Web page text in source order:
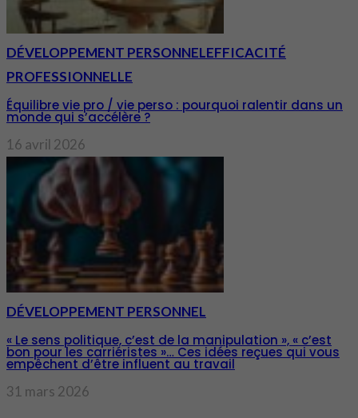
DÉVELOPPEMENT PERSONNELEFFICACITÉ
PROFESSIONNELLE
Équilibre vie pro / vie perso : pourquoi ralentir dans un
monde qui s’accélère ?
16 avril 2026
DÉVELOPPEMENT PERSONNEL
« Le sens politique, c’est de la manipulation », « c’est
bon pour les carriéristes »… Ces idées reçues qui vous
empêchent d’être influent au travail
31 mars 2026